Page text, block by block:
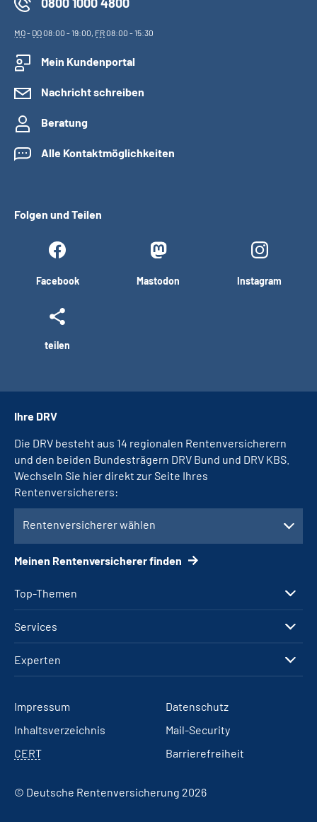
MO- DO08:00 - 19:00, FR08:00 - 15:30
Mein Kundenportal
Nachricht schreiben
Beratung
Alle Kontaktmöglichkeiten
Folgen und Teilen
Facebook Mastodon Instagram
teilen
Top-Themen
Services
Experten
Ihre DRV
Die DRV besteht aus 14 regionalen Rentenversicherern
und den beiden Bundesträgern DRV Bund und DRV KBS.
Wechseln Sie hier direkt zur Seite Ihres
Rentenversicherers:
Rentenversicherer wählen
Meinen Rentenversicherer finden
Impressum
Datenschutz
Inhaltsverzeichnis
Mail-Security
CERT
Barrierefreiheit
© Deutsche Rentenversicherung 2026